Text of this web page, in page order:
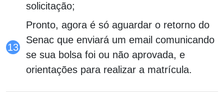
solicitação;
Pronto, agora é só aguardar o retorno do
Senac que enviará um email comunicando
se sua bolsa foi ou não aprovada, e
orientações para realizar a matrícula.